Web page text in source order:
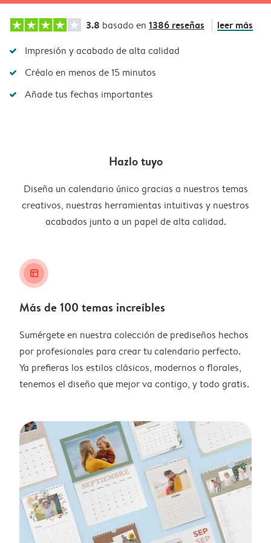
3.8 basado en 1386 reseñas leer más
Impresión y acabado de alta calidad
Créalo en menos de 15 minutos
Añade tus fechas importantes
Hazlo tuyo
Diseña un calendario único gracias a nuestros temas
creativos, nuestras herramientas intuitivas y nuestros
acabados junto a un papel de alta calidad.
layout_alt
Más de 100 temas increíbles
Sumérgete en nuestra colección de prediseños hechos
por profesionales para crear tu calendario perfecto.
Ya prefieras los estilos clásicos, modernos o florales,
tenemos el diseño que mejor va contigo, y todo gratis.